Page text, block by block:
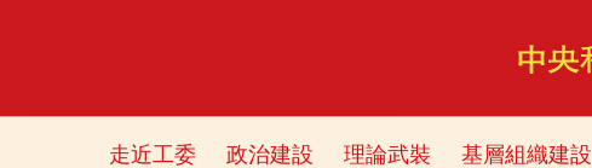
走近工委 政治建設 理論武裝 基層組織建設